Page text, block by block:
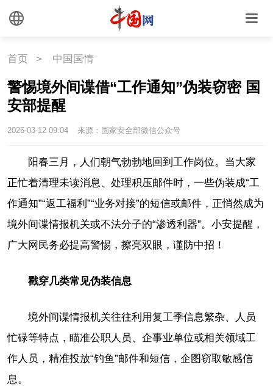
首页 > 中国国情
警惕境外间谍借“工作通知”伪装窃密 国
安部提醒
2026-03-12 09:04 来源：国家安全部微信公众号
阳春三月，人们朝气勃勃地回到工作岗位。当大家
正忙着清理未读消息、处理积压邮件时，一些伪装成“工
作通知”“返工福利”“业务对接”的短信或邮件，正悄然成为
境外间谍情报机关或不法分子的“渗透利器”。小安提醒，
广大网民务必提高警惕，擦亮双眼，谨防中招！
戳穿几类常见伪装信息
境外间谍情报机关往往利用复工季信息繁杂、人员
忙碌等特点，瞄准公职人员、企事业单位或相关领域工
作人员，精准投放“钓鱼”邮件和短信，企图窃取敏感信
息。